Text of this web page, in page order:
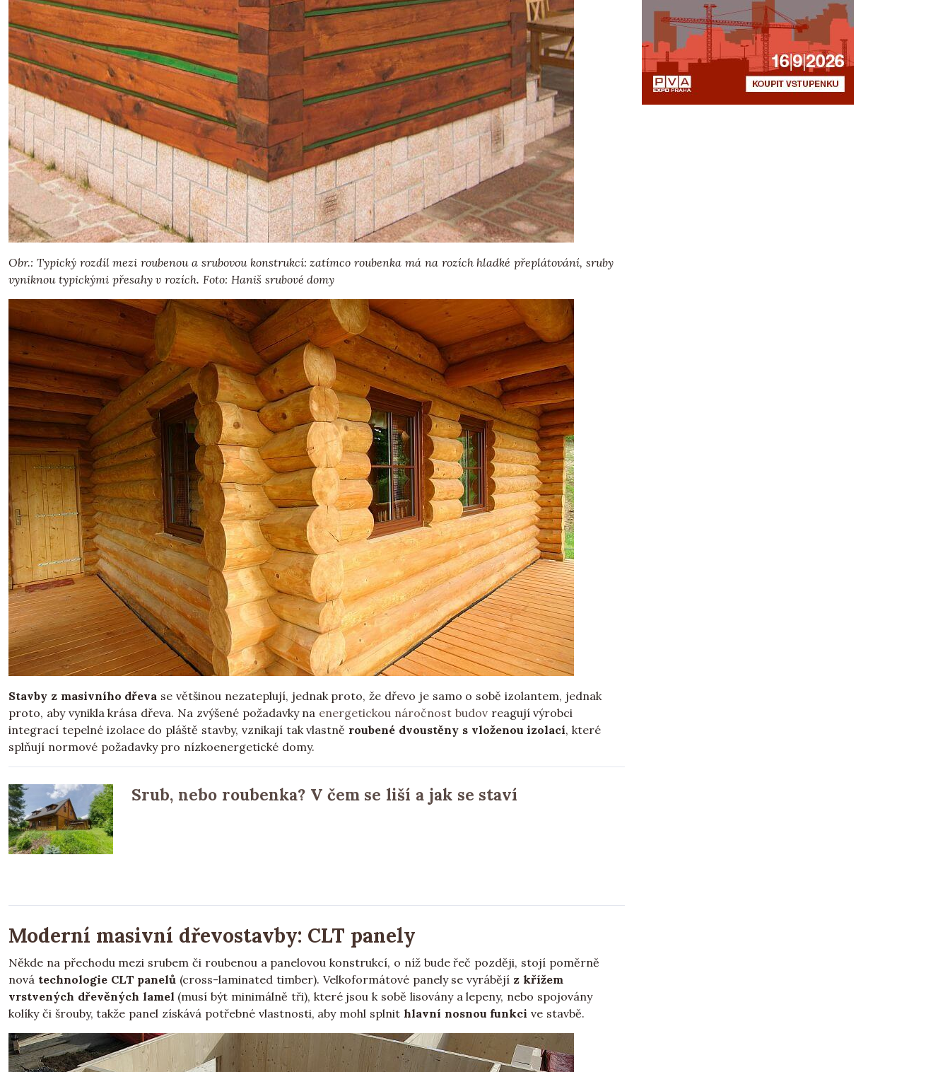
Obr.: Typický rozdíl mezi roubenou a srubovou konstrukcí: zatímco roubenka má na rozích hladké přeplátování, sruby
vyniknou typickými přesahy v rozích. Foto: Haniš srubové domy
Stavby z masivního dřeva se většinou nezateplují, jednak proto, že dřevo je samo o sobě izolantem, jednak
proto, aby vynikla krása dřeva. Na zvýšené požadavky na energetickou náročnost budovreagují výrobci
integrací tepelné izolace do pláště stavby, vznikají tak vlastně roubené dvoustěny s vloženou izolací, které
splňují normové požadavky pro nízkoenergetické domy.
Srub, nebo roubenka? V čem se liší a jak se staví
Moderní masivní dřevostavby: CLT panely
Někde na přechodu mezi srubem či roubenou a panelovou konstrukcí, o níž bude řeč později, stojí poměrně
nová technologie CLT panelů (cross-laminated timber). Velkoformátové panely se vyrábějí z křížem
vrstvených dřevěných lamel (musí být minimálně tři), které jsou k sobě lisovány a lepeny, nebo spojovány
kolíky či šrouby, takže panel získává potřebné vlastnosti, aby mohl splnit hlavní nosnou funkci ve stavbě.